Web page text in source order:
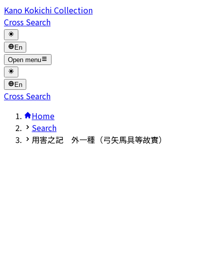
Kano Kokichi Collection
Cross Search
En
Open menu
En
Cross Search
Home
Search
用害之記 外一種（弓矢馬具等故實）